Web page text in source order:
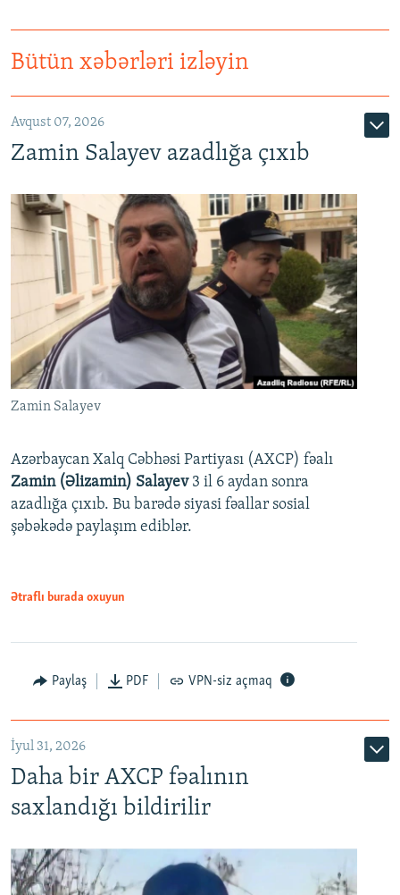
Bütün xəbərləri izləyin
Avqust 07, 2026
Zamin Salayev azadlığa çıxıb
Zamin Salayev
Azərbaycan Xalq Cəbhəsi Partiyası (AXCP) fəalı
Zamin (Əlizamin) Salayev 3 il 6 aydan sonra
azadlığa çıxıb. Bu barədə siyasi fəallar sosial
şəbəkədə paylaşım ediblər.
Ətraflı burada oxuyun
Paylaş PDF VPN-siz açmaq
İyul 31, 2026
Daha bir AXCP fəalının
saxlandığı bildirilir